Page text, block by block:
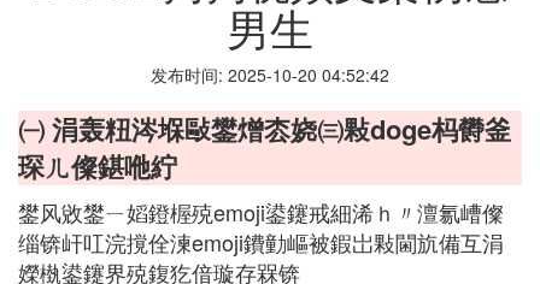
男生
发布时间: 2025-10-20 04:52:42
㈠ 涓轰粈涔堢敺鐢熷枩娆㈢敤doge杩欎釜
琛ㄦ儏鍖咃紵
鐢风敓鐢ㄧ嫍鐙楃殑emoji鍙鑳戒細浠ｈ〃澶氱嶆儏
缁锛屽叿浣撹佺湅emoji鐨勭嶇被鍜岀敤閫斻備互涓
嬫槸鍙鑳界殑鍑犵偣璇存槑锛